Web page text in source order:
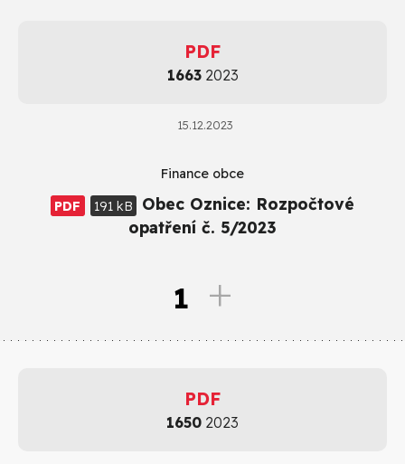
PDF
1663 2023
15.12.2023
Finance obce
PDF
191 kB Obec Oznice: Rozpočtové
opatření č. 5/2023
1
PDF
1650 2023